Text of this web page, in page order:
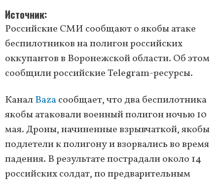
Источник
Российские СМИ сообщают о якобы атаке
беспилотников на полигон российских
оккупантов в Воронежской области. Об этом
сообщили российские Telegram-ресурсы.
КаналBazaсообщает, что два беспилотника
якобы атаковали военный полигон ночью 10
мая. Дроны, начиненные взрывчаткой, якобы
подлетели к полигону и взорвались во время
падения. В результате пострадали около 14
российских солдат, по предварительным